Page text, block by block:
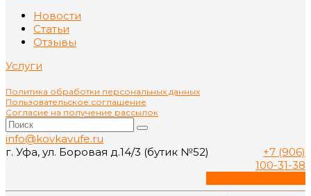
Новости
Статьи
Отзывы
Услуги
Политика обработки персональных данных
Пользовательское соглашение
Согласие на получение рассылок
info@kovkavufe.ru
г. Уфа, ул. Боровая д.14/3 (бутик №52)
+7 (906)
100-31-38